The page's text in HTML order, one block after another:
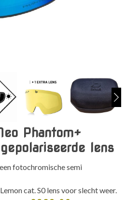
Phantom+
lens
fotochromische semi
cat. S0 lens voor slecht weer.